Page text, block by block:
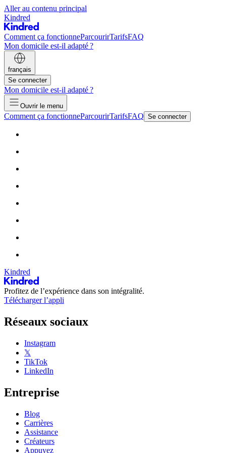
Aller au contenu principal
Kindred
Comment ça fonctionneParcourirTarifsFAQ
Mon domicile est-il adapté ?
français
Se connecter
Mon domicile est-il adapté ?
Ouvrir le menu
Comment ça fonctionneParcourirTarifsFAQ Se connecter
Kindred
Profitez de l’expérience dans son intégralité.
Télécharger l’appli
Réseaux sociaux
Instagram
𝕏
TikTok
LinkedIn
Entreprise
Blog
Carrières
Assistance
Créateurs
Appuyez